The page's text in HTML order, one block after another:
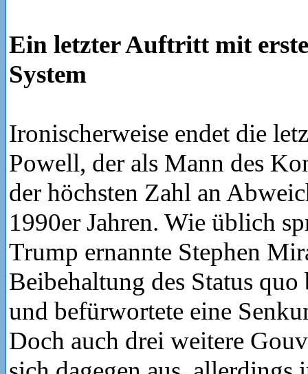
Ein letzter Auftritt mit
System
Ironischerweise endet die
Powell, der als Mann des
der höchsten Zahl an
1990er Jahren. Wie üblich
Trump ernannte Stephen
Beibehaltung des Status quo
und befürwortete eine
Doch auch drei weitere